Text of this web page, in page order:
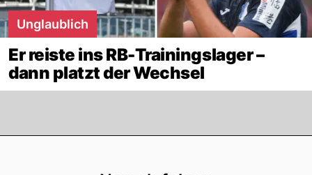
Unglaublich
Er reiste ins RB-Trainingslager –
dann platzt der Wechsel